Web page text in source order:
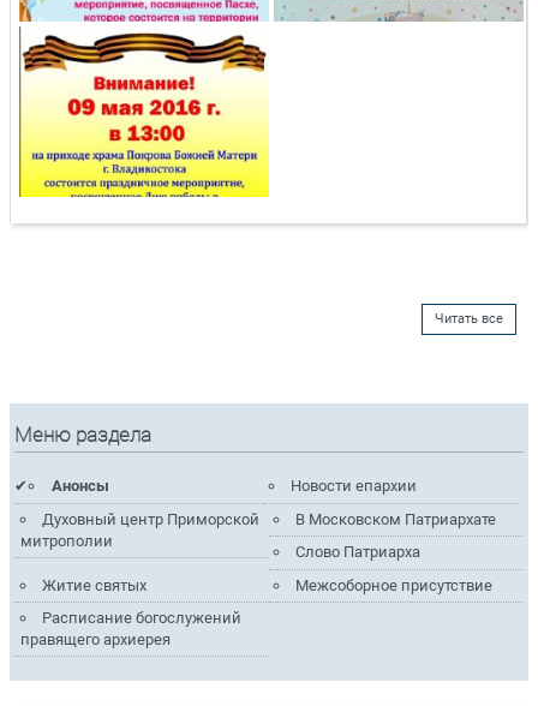
Читать все
Меню раздела
Анонсы
Новости епархии
Духовный центр Приморской
митрополии
В Московском Патриархате
Слово Патриарха
Житие святых
Межсоборное присутствие
Расписание богослужений
правящего архиерея